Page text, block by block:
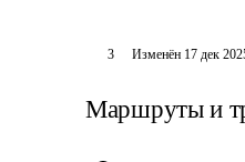
3 Изменён 17 дек
Маршруты и